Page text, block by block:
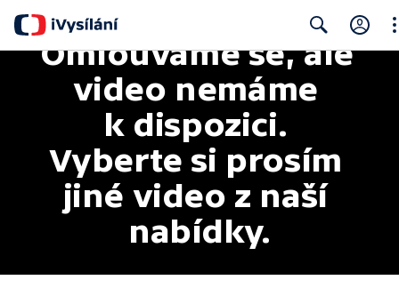
Search
Omlouváme se, ale
video nemáme
k dispozici.
Vyberte si prosím
jiné video z naší
nabídky.